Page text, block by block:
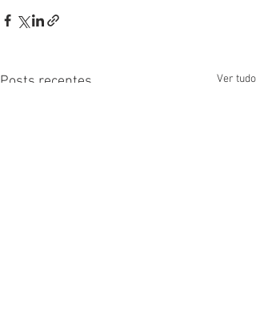
Posts recentes Ver tudo